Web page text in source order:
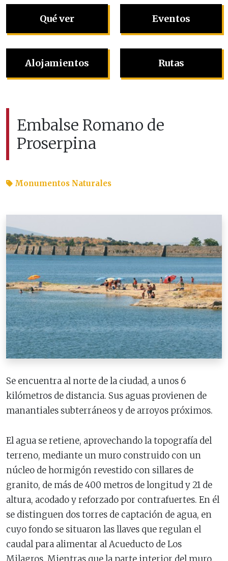
Qué ver
Alojamientos
Eventos
Rutas
Embalse Romano de
Proserpina
Monumentos Naturales
Se encuentra al norte de la ciudad, a unos 6
kilómetros de distancia. Sus aguas provienen de
manantiales subterráneos y de arroyos próximos.
El agua se retiene, aprovechando la topografía del
terreno, mediante un muro construido con un
núcleo de hormigón revestido con sillares de
granito, de más de 400 metros de longitud y 21 de
altura, acodado y reforzado por contrafuertes. En él
se distinguen dos torres de captación de agua, en
cuyo fondo se situaron las llaves que regulan el
caudal para alimentar al Acueducto de Los